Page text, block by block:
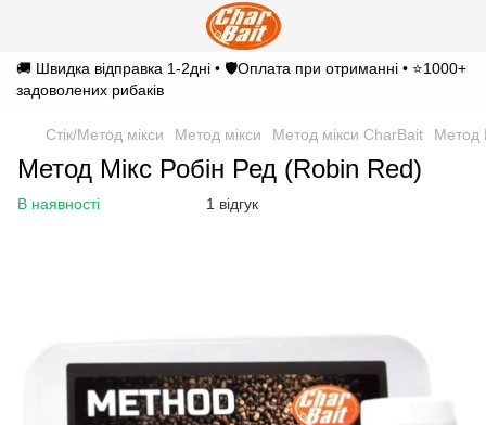
🚚 Швидка відправка 1-2дні • 🛡️Оплата при отриманні • ⭐1000+
задоволених рибаків
Стік/Метод мікси Метод мікси Метод мікси CharBait Метод
Метод Мікс Робін Ред (Robin Red)
В наявності 1 відгук